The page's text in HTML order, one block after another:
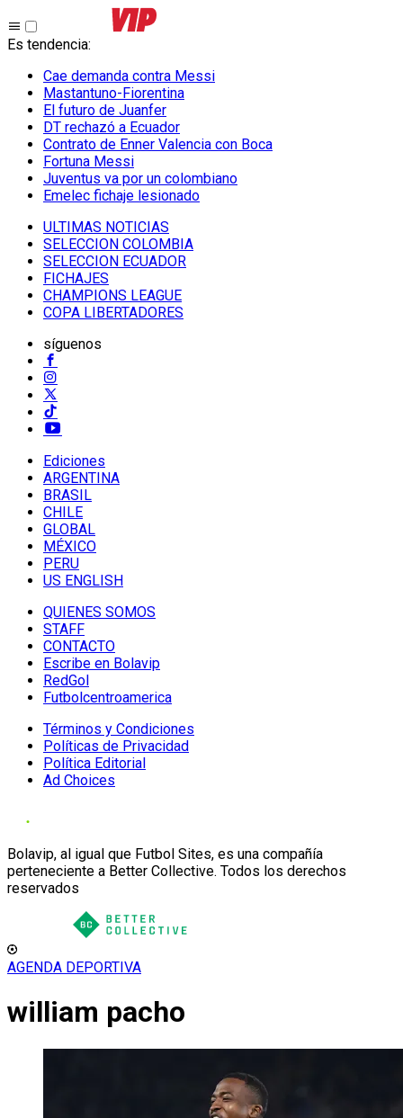
Es tendencia:
Cae demanda contra Messi
Mastantuno-Fiorentina
El futuro de Juanfer
DT rechazó a Ecuador
Contrato de Enner Valencia con Boca
Fortuna Messi
Juventus va por un colombiano
Emelec fichaje lesionado
ULTIMAS NOTICIAS
SELECCION COLOMBIA
SELECCION ECUADOR
FICHAJES
CHAMPIONS LEAGUE
COPA LIBERTADORES
síguenos
Ediciones
ARGENTINA
BRASIL
CHILE
GLOBAL
MÉXICO
PERU
US ENGLISH
QUIENES SOMOS
STAFF
CONTACTO
Escribe en Bolavip
RedGol
Futbolcentroamerica
Términos y Condiciones
Políticas de Privacidad
Política Editorial
Ad Choices
Bolavip, al igual que Futbol Sites, es una compañía
perteneciente a Better Collective. Todos los derechos
reservados
AGENDA DEPORTIVA
william pacho